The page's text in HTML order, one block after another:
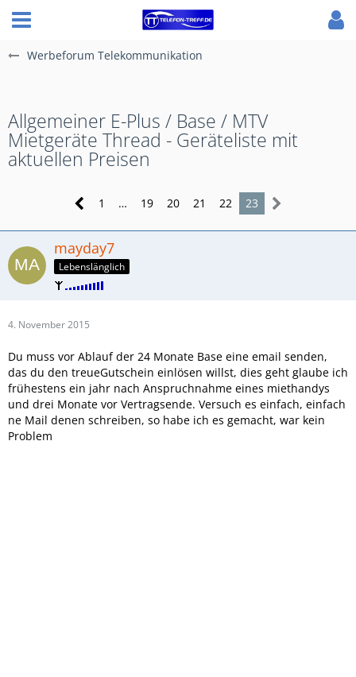
Werbeforum Telekommunikation
Allgemeiner E-Plus / Base / MTV
Mietgeräte Thread - Geräteliste mit
aktuellen Preisen
1 … 19 20 21 22 23
mayday7
Lebenslänglich
4. November 2015
Du muss vor Ablauf der 24 Monate Base eine email senden,
das du den treueGutschein einlösen willst, dies geht glaube ich
frühestens ein jahr nach Anspruchnahme eines miethandys
und drei Monate vor Vertragsende. Versuch es einfach, einfach
ne Mail denen schreiben, so habe ich es gemacht, war kein
Problem